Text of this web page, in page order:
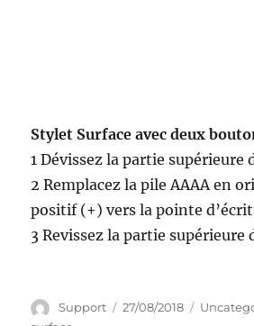
Stylet Surface avec deux
1 Dévissez la partie supérieure
2 Remplacez la pile AAAA en
positif (+) vers la pointe
3 Revissez la partie supérieure
Auteur
Support
Publié
27/08/2018